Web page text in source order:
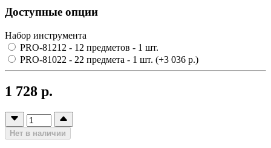
Доступные опции
Набор инструмента
PRO-81212 - 12 предметов - 1 шт.
PRO-81022 - 22 предмета - 1 шт. (+3 036 р.)
1 728 р.
Нет в наличии